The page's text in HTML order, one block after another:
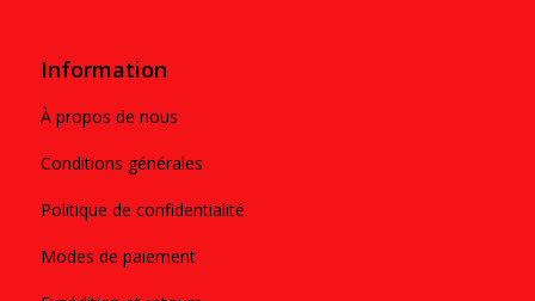
Information
À propos de nous
Conditions générales
Politique de confidentialité
Modes de paiement